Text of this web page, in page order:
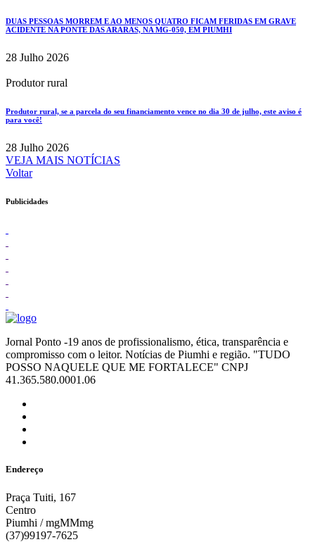
DUAS PESSOAS MORREM E AO MENOS QUATRO FICAM FERIDAS EM GRAVE
ACIDENTE NA PONTE DAS ARARAS, NA MG-050, EM PIUMHI
28 Julho 2026
Produtor rural
Produtor rural, se a parcela do seu financiamento vence no dia 30 de julho, este aviso é
para você!
28 Julho 2026
VEJA MAIS NOTÍCIAS
Voltar
Publicidades
Jornal Ponto -19 anos de profissionalismo, ética, transparência e
compromisso com o leitor. Notícias de Piumhi e região. "TUDO
POSSO NAQUELE QUE ME FORTALECE" CNPJ
41.365.580.0001.06
Endereço
Praça Tuiti, 167
Centro
Piumhi / mgMMmg
(37)99197-7625